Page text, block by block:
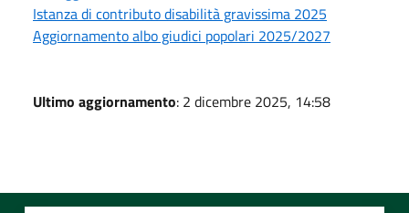
Istanza di contributo disabilità gravissima 2025
Aggiornamento albo giudici popolari 2025/2027
Ultimo aggiornamento: 2 dicembre 2025, 14:58